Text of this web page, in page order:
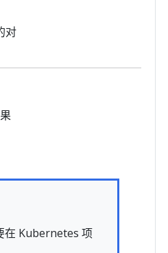
对
在 Kubernetes 项